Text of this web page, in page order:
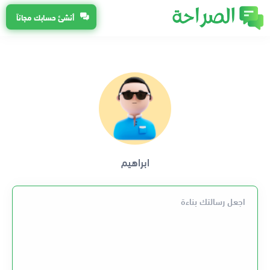
أنشئ حسابك مجاناً
ابراهيم